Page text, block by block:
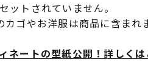
ットされていません。
ゴやお洋服は商品に含まれ
ネートの型紙公開！詳しくは